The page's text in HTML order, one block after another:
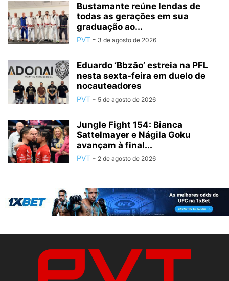
Bustamante reúne lendas de
todas as gerações em sua
graduação ao...
PVT - 3 de agosto de 2026
Eduardo ‘Bbzão’ estreia na PFL
nesta sexta-feira em duelo de
nocauteadores
PVT - 5 de agosto de 2026
Jungle Fight 154: Bianca
Sattelmayer e Nágila Goku
avançam à final...
PVT - 2 de agosto de 2026